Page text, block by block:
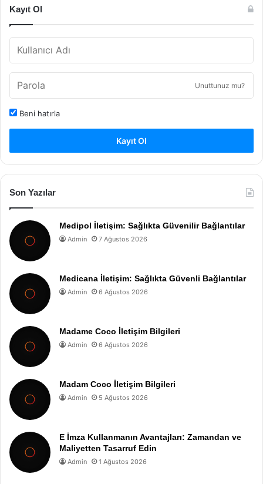
Kayıt Ol
Unuttunuz mu?
Beni hatırla
Kayıt Ol
Son Yazılar
Medipol İletişim: Sağlıkta Güvenilir Bağlantılar
Admin 7 Ağustos 2026
Medicana İletişim: Sağlıkta Güvenli Bağlantılar
Admin 6 Ağustos 2026
Madame Coco İletişim Bilgileri
Admin 6 Ağustos 2026
Madam Coco İletişim Bilgileri
Admin 5 Ağustos 2026
E İmza Kullanmanın Avantajları: Zamandan ve
Maliyetten Tasarruf Edin
Admin 1 Ağustos 2026